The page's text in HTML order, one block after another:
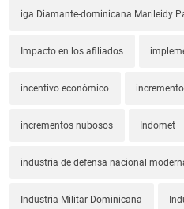
iga Diamante-dominicana Marileidy
Impacto en los afiliados
incentivo económico
incrementos nubosos Indomet
industria de defensa nacional
Industria Militar Dominicana